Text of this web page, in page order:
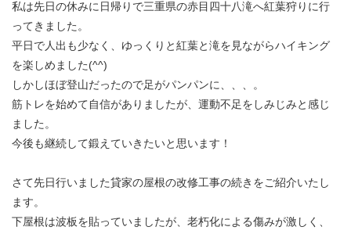
私は先日の休みに日帰りで三重県の赤目四十八滝へ紅葉狩りに行
ってきました。
平日で人出も少なく、ゆっくりと紅葉と滝を見ながらハイキング
を楽しめました(^^)
しかしほぼ登山だったので足がパンパンに、、、。
筋トレを始めて自信がありましたが、運動不足をしみじみと感じ
ました。
今後も継続して鍛えていきたいと思います！
さて先日行いました貸家の屋根の改修工事の続きをご紹介いたし
ます。
下屋根は波板を貼っていましたが、老朽化による傷みが激しく、